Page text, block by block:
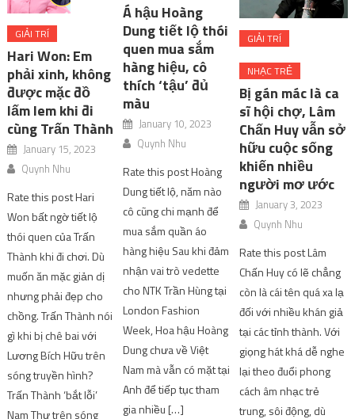
GIẢI TRÍ
Hari Won: Em
phải xinh, không
được mặc đồ
lấm lem khi đi
cùng Trấn Thành
January 15, 2023
Quynh Nhu
Rate this post Hari
Won bất ngờ tiết lộ
thói quen của Trấn
Thành khi đi chơi. Dù
muốn ăn mặc giản dị
nhưng phải đẹp cho
chồng. Trấn Thành nói
gì khi bị chê bai với
Lương Bích Hữu trên
sóng truyền hình?
Trấn Thành ‘bắt lỗi’
Nam Thư trên sóng
Á hậu Hoàng
Dung tiết lộ thói
quen mua sắm
hàng hiệu, cô
thích ‘tậu’ đủ
màu
January 10, 2023
Quynh Nhu
Rate this post Hoàng
Dung tiết lộ, năm nào
cô cũng chi mạnh để
mua sắm quần áo
hàng hiệu Sau khi đảm
nhận vai trò vedette
cho NTK Trần Hùng tại
London Fashion
Week, Hoa hậu Hoàng
Dung chưa về Việt
Nam mà vẫn có mặt tại
Anh để tiếp tục tham
gia nhiều […]
GIẢI TRÍ
NHẠC TRẺ
Bị gán mác là ca
sĩ hội chợ, Lâm
Chấn Huy vẫn sở
hữu cuộc sống
khiến nhiều
người mơ ước
January 3, 2023
Quynh Nhu
Rate this post Lâm
Chấn Huy có lẽ chẳng
còn là cái tên quá xa lạ
đối với nhiều khán giả
tại các tỉnh thành. Với
giọng hát khá dễ nghe
lại theo đuổi phong
cách âm nhạc trẻ
trung, sôi động, dù